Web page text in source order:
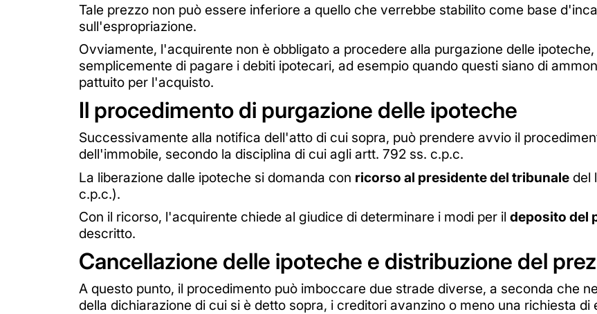
Tale prezzo non può essere inferiore a quello che verrebbe stabilito come base
sull'espropriazione.
Ovviamente, l'acquirente non è obbligato a procedere alla purgazione delle
semplicemente di pagare i debiti ipotecari, ad esempio quando questi siano di
pattuito per l'acquisto.
Il procedimento di purgazione delle ipoteche
Successivamente alla notifica dell'atto di cui sopra, può prendere avvio il
dell'immobile, secondo la disciplina di cui agli artt. 792 ss. c.p.c.
La liberazione dalle ipoteche si domanda con ricorso al presidente del tribunale del
c.p.c.).
Con il ricorso, l'acquirente chiede al giudice di determinare i modi per il deposito del
descritto.
Cancellazione delle ipoteche e distribuzione del
A questo punto, il procedimento può imboccare due strade diverse, a seconda che
della dichiarazione di cui si è detto sopra, i creditori avanzino o meno una richiesta di